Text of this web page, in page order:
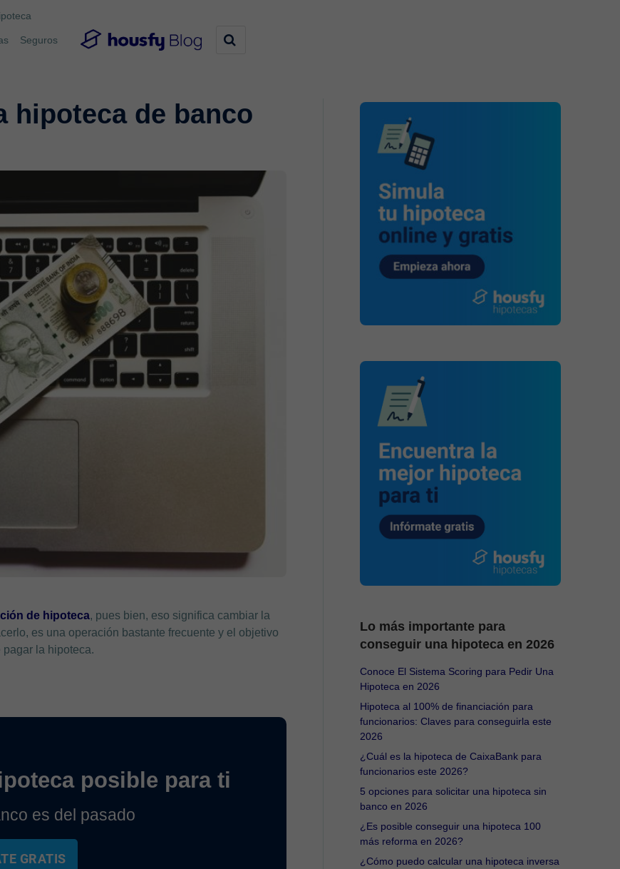
Seguros
hipoteca de banco
de hipoteca, pues bien, eso significa cambiar la
es una operación bastante frecuente y el objetivo
la hipoteca.
posible para ti
es del pasado
GRATIS
Lo más importante para
conseguir una hipoteca en 2026
Conoce El Sistema Scoring para Pedir Una
Hipoteca en 2026
Hipoteca al 100% de financiación para
funcionarios: Claves para conseguirla este
2026
¿Cuál es la hipoteca de CaixaBank para
funcionarios este 2026?
5 opciones para solicitar una hipoteca sin
banco en 2026
¿Es posible conseguir una hipoteca 100
más reforma en 2026?
¿Cómo puedo calcular una hipoteca inversa